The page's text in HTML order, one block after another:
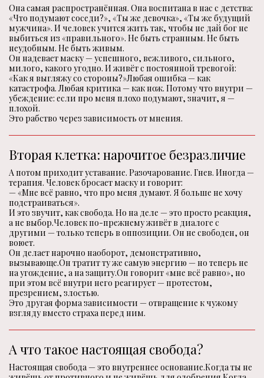
Она самая распространённая. Она воспитана в нас с детства:
«Что подумают соседи?», «Ты же девочка», «Ты же будущий
мужчина». И человек учится жить так, чтобы не дай бог не
выбиться из «правильного». Не быть странным. Не быть
неудобным. Не быть живым.
Он надевает маску — успешного, вежливого, сильного,
милого, какого угодно. И живёт с постоянной тревогой:
«Как я выгляжу со стороны?»Любая ошибка — как
катастрофа. Любая критика — как нож. Потому что внутри —
убеждение: если про меня плохо подумают, значит, я —
плохой.
Это рабство через зависимость от мнения.
Вторая клетка: нарочитое безразличие
А потом приходит уставание. Разочарование. Гнев. Иногда —
терапия. Человек бросает маску и говорит:
— «Мне всё равно, что про меня думают. Я больше не хочу
подстраиваться».
И это звучит, как свобода. Но на деле — это просто реакция,
а не выбор.Человек по-прежнему живёт в диалоге с
другими — только теперь в оппозиции. Он не свободен, он
воюет.
Он делает нарочно наоборот, демонстративно,
вызывающе.Он тратит ту же самую энергию — но теперь не
на угождение, а на защиту.Он говорит «мне всё равно», но
при этом всё внутри него реагирует — протестом,
презрением, злостью.
Это другая форма зависимости — отвращение к чужому
взгляду вместо страха перед ним.
А что такое настоящая свобода?
Настоящая свобода — это внутреннее основание.Когда ты не